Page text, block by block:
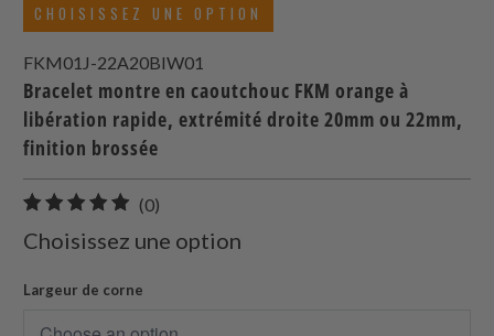
CHOISISSEZ UNE OPTION
FKM01J-22A20BIW01
Bracelet montre en caoutchouc FKM orange à
libération rapide, extrémité droite 20mm ou 22mm,
finition brossée
(0)
Choisissez une option
Largeur de corne